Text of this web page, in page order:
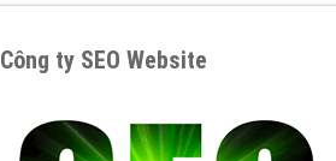
Công ty SEO Website